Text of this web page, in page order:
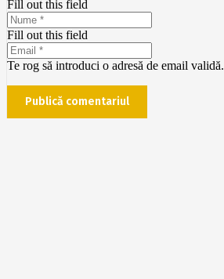
Fill out this field
Fill out this field
Te rog să introduci o adresă de email validă.
Publică comentariul